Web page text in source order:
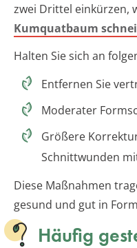
zwei Drittel einkürzen,
Kumquatbaum
Halten Sie sich an
Entfernen Sie
Moderater
Größere
Schnittwunden
Diese Maßnahmen
gesund und gut in
Häufig